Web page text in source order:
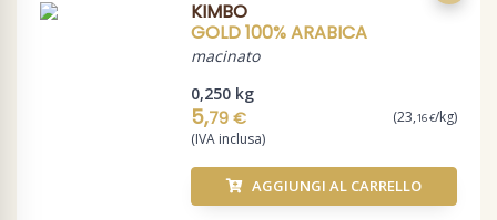
KIMBO
GOLD 100% ARABICA
macinato
0,250 kg
5,79 € (23,16 €/kg)
(IVA inclusa)
AGGIUNGI AL CARRELLO